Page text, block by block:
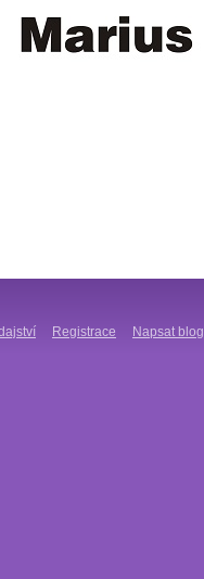
Registrace Napsat blog